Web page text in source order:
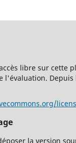
libre sur cette
l'évaluation.
la version